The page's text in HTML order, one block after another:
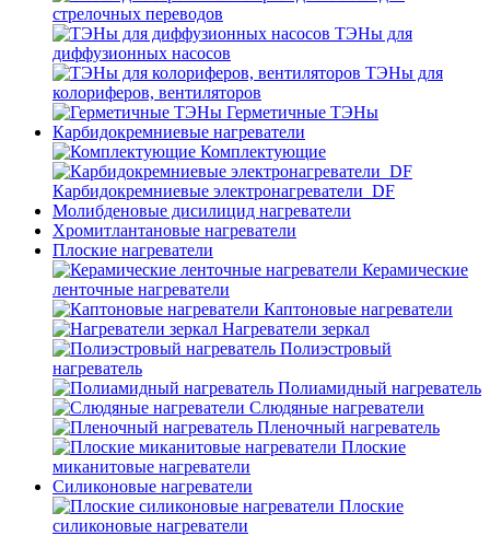
стрелочных переводов
ТЭНы для
диффузионных насосов
ТЭНы для
колориферов, вентиляторов
Герметичные ТЭНы
Карбидокремниевые нагреватели
Комплектующие
Карбидокремниевые электронагреватели_DF
Молибденовые дисилицид нагреватели
Хромитлантановые нагреватели
Плоские нагреватели
Керамические
ленточные нагреватели
Каптоновые нагреватели
Нагреватели зеркал
Полиэстровый
нагреватель
Полиамидный нагреватель
Слюдяные нагреватели
Пленочный нагреватель
Плоские
миканитовые нагреватели
Силиконовые нагреватели
Плоские
силиконовые нагреватели